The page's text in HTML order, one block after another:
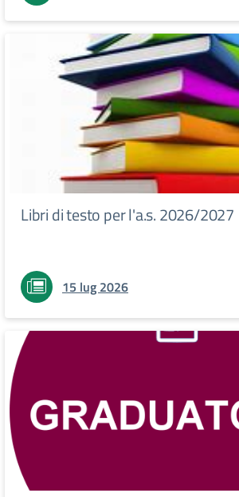
Libri di testo per l'a.s. 2026/2027
15 lug 2026